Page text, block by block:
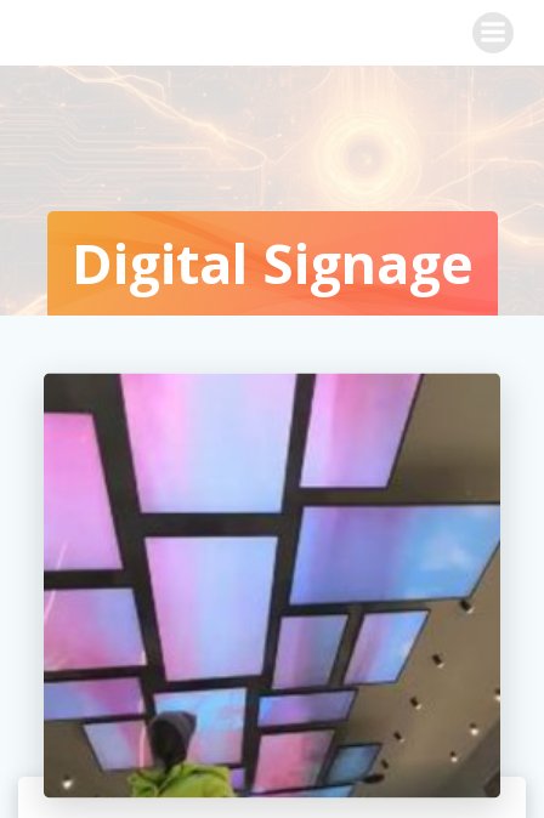
contenido
Digital Signage